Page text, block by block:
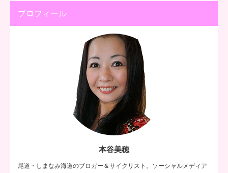
プロフィール
本谷美穂
尾道・しまなみ海道のブロガー＆サイクリスト。ソーシャルメディア